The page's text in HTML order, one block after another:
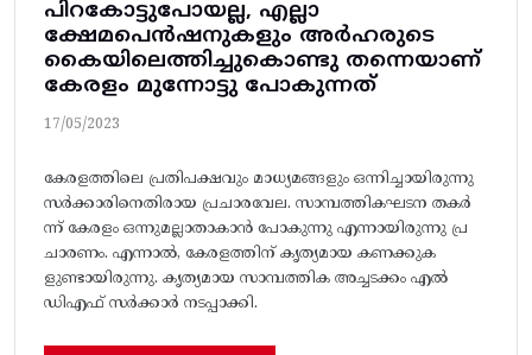
പിറകോട്ടുപോയല്ല, എല്ലാ
ക്ഷേമപെൻഷനുകളും അർഹരുടെ
കൈയിലെത്തിച്ചുകൊണ്ടു തന്നെയാണ്
കേരളം മുന്നോട്ടു പോകുന്നത്
17/05/2023
കേരളത്തിലെ പ്രതിപക്ഷവും മാധ്യമങ്ങളും ഒന്നിച്ചായിരുന്നു
സർക്കാരിനെതിരായ പ്രചാരവേല. സാമ്പത്തികഘടന തകർ
ന്ന്‌ കേരളം ഒന്നുമല്ലാതാകാൻ പോകുന്നു എന്നായിരുന്നു പ്ര
ചാരണം. എന്നാൽ, കേരളത്തിന്‌ കൃത്യമായ കണക്കുക
ളുണ്ടായിരുന്നു. കൃത്യമായ സാമ്പത്തിക അച്ചടക്കം എൽ
ഡിഎഫ്‌ സർക്കാർ നടപ്പാക്കി.